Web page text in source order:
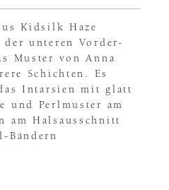
Kidsilk Haze
unteren Vorder-
Muster von Anna
Schichten. Es
Intarsien mit glatt
und Perlmuster am
am Halsausschnitt
Bändern